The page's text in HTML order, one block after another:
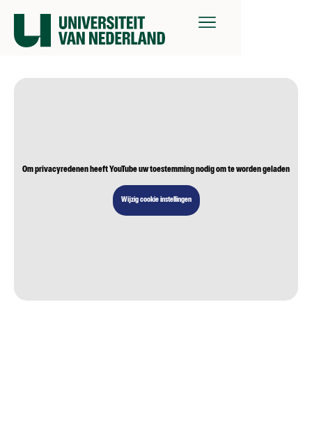
Om privacyredenen heeft YouTube uw toestemming nodig om te worden geladen
Wijzig cookie instellingen